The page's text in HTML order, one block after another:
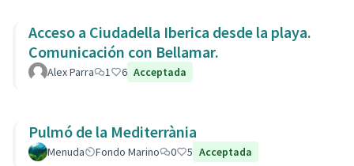
Acceso a Ciudadella Iberica desde la playa.
Comunicación con Bellamar.
Alex Parra 1 6 Acceptada
Pulmó de la Mediterrània
Menuda Fondo Marino 0 5 Acceptada